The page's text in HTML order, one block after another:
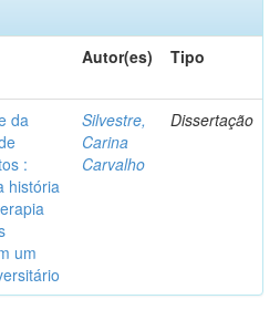
Autor(es) Tipo
da
:
história
um
Silvestre,
Carina
Carvalho
Dissertação